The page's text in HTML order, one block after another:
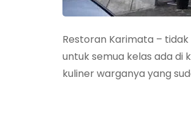
Restoran Karimata –
untuk semua kelas ada di
kuliner warganya yang